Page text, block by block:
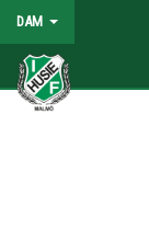
DAM
HEM